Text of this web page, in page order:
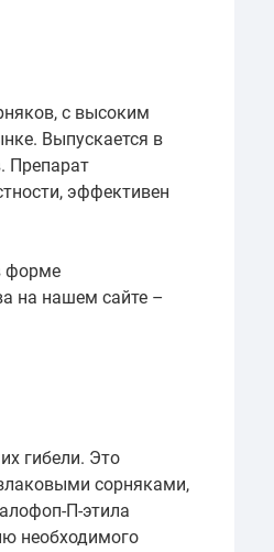
с высоким
Выпускается в
Препарат
эффективен
форме
на нашем сайте –
гибели. Это
сорняками,
П-этила
необходимого